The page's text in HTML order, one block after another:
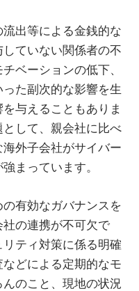
出等による金銭的な
ていない関係者の不
ベーションの低下、
た副次的な影響を生
与えることもありま
して、親会社に比べ
外子会社がサイバー
まっています。
有効なガバナンスを
の連携が不可欠で
ティ対策に係る明確
どによる定期的なモ
のこと、現地の状況